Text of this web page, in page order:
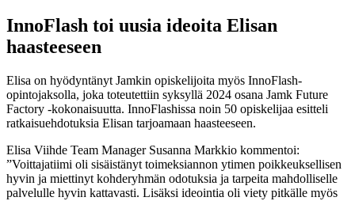
InnoFlash toi uusia ideoita Elisan
haasteeseen
Elisa on hyödyntänyt Jamkin opiskelijoita myös InnoFlash-
opintojaksolla, joka toteutettiin syksyllä 2024 osana Jamk Future
Factory -kokonaisuutta. InnoFlashissa noin 50 opiskelijaa esitteli
ratkaisuehdotuksia Elisan tarjoamaan haasteeseen.
Elisa Viihde Team Manager Susanna Markkio kommentoi:
”Voittajatiimi oli sisäistänyt toimeksiannon ytimen poikkeuksellisen
hyvin ja miettinyt kohderyhmän odotuksia ja tarpeita mahdolliselle
palvelulle hyvin kattavasti. Lisäksi ideointia oli viety pitkälle myös